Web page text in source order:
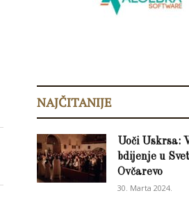
NAJČITANIJE
Uoči Uskrsa:
bdijenje u
Ovčarevo
30. Marta 2024.